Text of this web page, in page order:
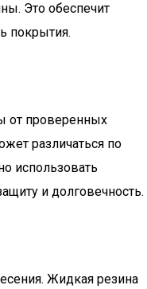
Это обеспечит
покрытия.
от проверенных
различаться по
использовать
и долговечность.
Жидкая резина